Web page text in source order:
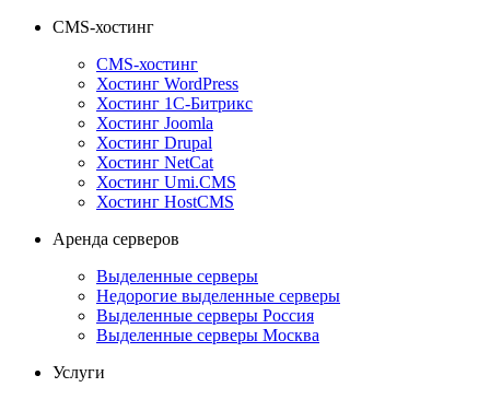
CMS-хостинг
CMS-хостинг
Хостинг WordPress
Хостинг 1С-Битрикс
Хостинг Joomla
Хостинг Drupal
Хостинг NetCat
Хостинг Umi.CMS
Хостинг HostCMS
Аренда серверов
Выделенные серверы
Недорогие выделенные серверы
Выделенные серверы Россия
Выделенные серверы Москва
Услуги